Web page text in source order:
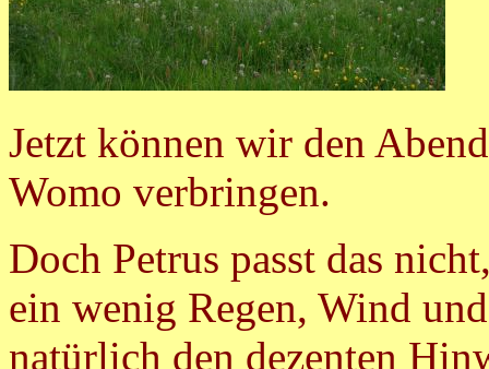
Jetzt können wir den
Womo verbringen.
Doch Petrus passt das
ein wenig Regen, Wind
natürlich den dezenten